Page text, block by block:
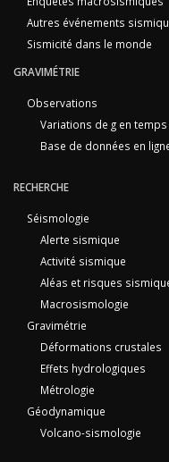
Autres événements
Sismicité dans le monde
GRAVIMÉTRIE
Observations
Variations de g en temps
Base de données en
RECHERCHE
Séismologie
Alerte sismique
Activité sismique
Aléas et risques
Macrosismologie
Gravimétrie
Déformations crustales
Effets hydrologiques
Métrologie
Géodynamique
Volcano-sismologie